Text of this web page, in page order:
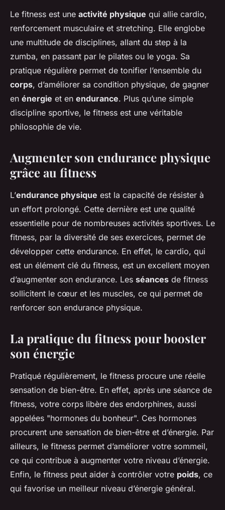
Le fitness est une activité physique qui allie cardio,
renforcement musculaire et stretching. Elle englobe
une multitude de disciplines, allant du step à la
zumba, en passant par le pilates ou le yoga. Sa
pratique régulière permet de tonifier l’ensemble du
corps, d’améliorer sa condition physique, de gagner
en énergie et en endurance. Plus qu’une simple
discipline sportive, le fitness est une véritable
philosophie de vie.
Augmenter son endurance physique
grâce au fitness
L’endurance physique est la capacité de résister à
un effort prolongé. Cette dernière est une qualité
essentielle pour de nombreuses activités sportives. Le
fitness, par la diversité de ses exercices, permet de
développer cette endurance. En effet, le cardio, qui
est un élément clé du fitness, est un excellent moyen
d’augmenter son endurance. Les séances de fitness
sollicitent le cœur et les muscles, ce qui permet de
renforcer son endurance physique.
La pratique du fitness pour booster
son énergie
Pratiqué régulièrement, le fitness procure une réelle
sensation de bien-être. En effet, après une séance de
fitness, votre corps libère des endorphines, aussi
appelées "hormones du bonheur". Ces hormones
procurent une sensation de bien-être et d’énergie. Par
ailleurs, le fitness permet d’améliorer votre sommeil,
ce qui contribue à augmenter votre niveau d’énergie.
Enfin, le fitness peut aider à contrôler votre poids, ce
qui favorise un meilleur niveau d’énergie général.